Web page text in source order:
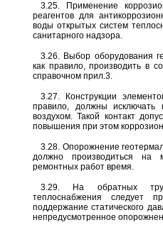
3.25. Применение
реагентов для
воды открытых систем
санитарного надзора.
3.26. Выбор оборудования
как правило, производить в
справочном прил.3.
3.27. Конструкции
правило, должны исключать
воздухом. Такой контакт
повышения при этом
3.28. Опорожнение
должно производиться на
ремонтных работ время.
3.29. На обратных
теплоснабжения следует
поддержание статического
непредусмотренное